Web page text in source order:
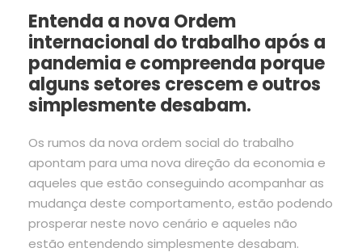
Entenda a nova Ordem
internacional do trabalho após a
pandemia e compreenda porque
alguns setores crescem e outros
simplesmente desabam.
Os rumos da nova ordem social do trabalho
apontam para uma nova direção da economia e
aqueles que estão conseguindo acompanhar as
mudança deste comportamento, estão podendo
prosperar neste novo cenário e aqueles não
estão entendendo simplesmente desabam.